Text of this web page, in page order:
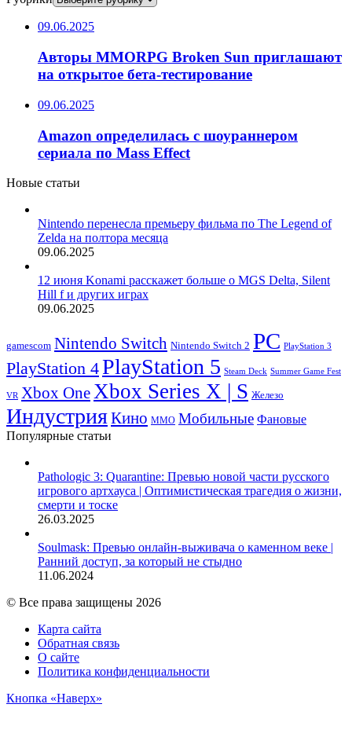
09.06.2025
Авторы MMORPG Broken Sun приглашают
на открытое бета-тестирование
09.06.2025
Amazon определилась с шоураннером
сериала по Mass Effect
Новые статьи
Nintendo перенесла премьеру фильма по The Legend of
Zelda на полтора месяца
09.06.2025
12 июня Konami расскажет больше о MGS Delta, Silent
Hill f и других играх
09.06.2025
gamescom Nintendo Switch Nintendo Switch 2 PC PlayStation 3
PlayStation 4PlayStation 5 Steam Deck Summer Game Fest
VR Xbox OneXbox Series X | S Железо
ИндустрияКино ММО Мобильные Фановые
Популярные статьи
Pathologic 3: Quarantine: Превью новой части русского
игрового артхауса | Оптимистическая трагедия о жизни,
смерти и тоске
26.03.2025
Soulmask: Превью онлайн-выживача о каменном веке |
Ранний доступ, за который не стыдно
11.06.2024
© Все права защищены 2026
Карта сайта
Обратная связь
О сайте
Политика конфиденциальности
Кнопка «Наверх»